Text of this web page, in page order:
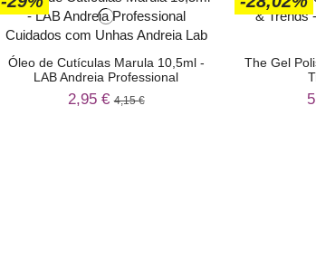
Óleo de Cutículas Marula 10,5ml -
LAB Andreia Professional
2,95 €4,15 €
The Gel